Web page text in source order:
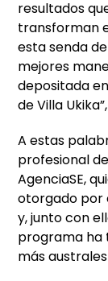
resultados
transforman
esta senda
mejores
depositada
de Villa
A estas
profesional
AgenciaSE,
otorgado por
y, junto con
programa ha
más